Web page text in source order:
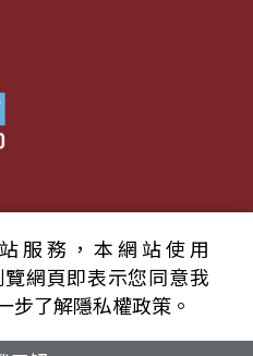
播電臺 版權所有
務條款 隱私權條款
服務，本網站使用
網頁即表示您同意我
步了解隱私權政策。